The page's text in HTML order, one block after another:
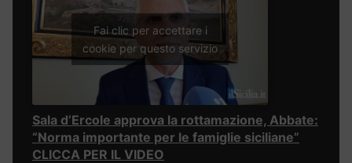
Fai clic per accettare i
cookie per questo servizio
Sala d’Ercole approva la rottamazione, Abbate:
“Norma importante per le famiglie siciliane”
CLICCA PER IL VIDEO